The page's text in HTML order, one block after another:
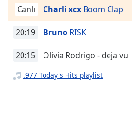
dialog
subtitles
off,
selected
Audio
Picture-
Canlı Charli xcx Boom Clap
20:19 Bruno RISK
20:15 Olivia Rodrigo - deja vu
.977 Today's Hits playlist